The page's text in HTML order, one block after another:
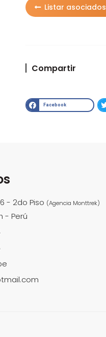
Listar asociados
Compartir
Facebook
- 2do Piso (Agencia Monttrek)
- Perú